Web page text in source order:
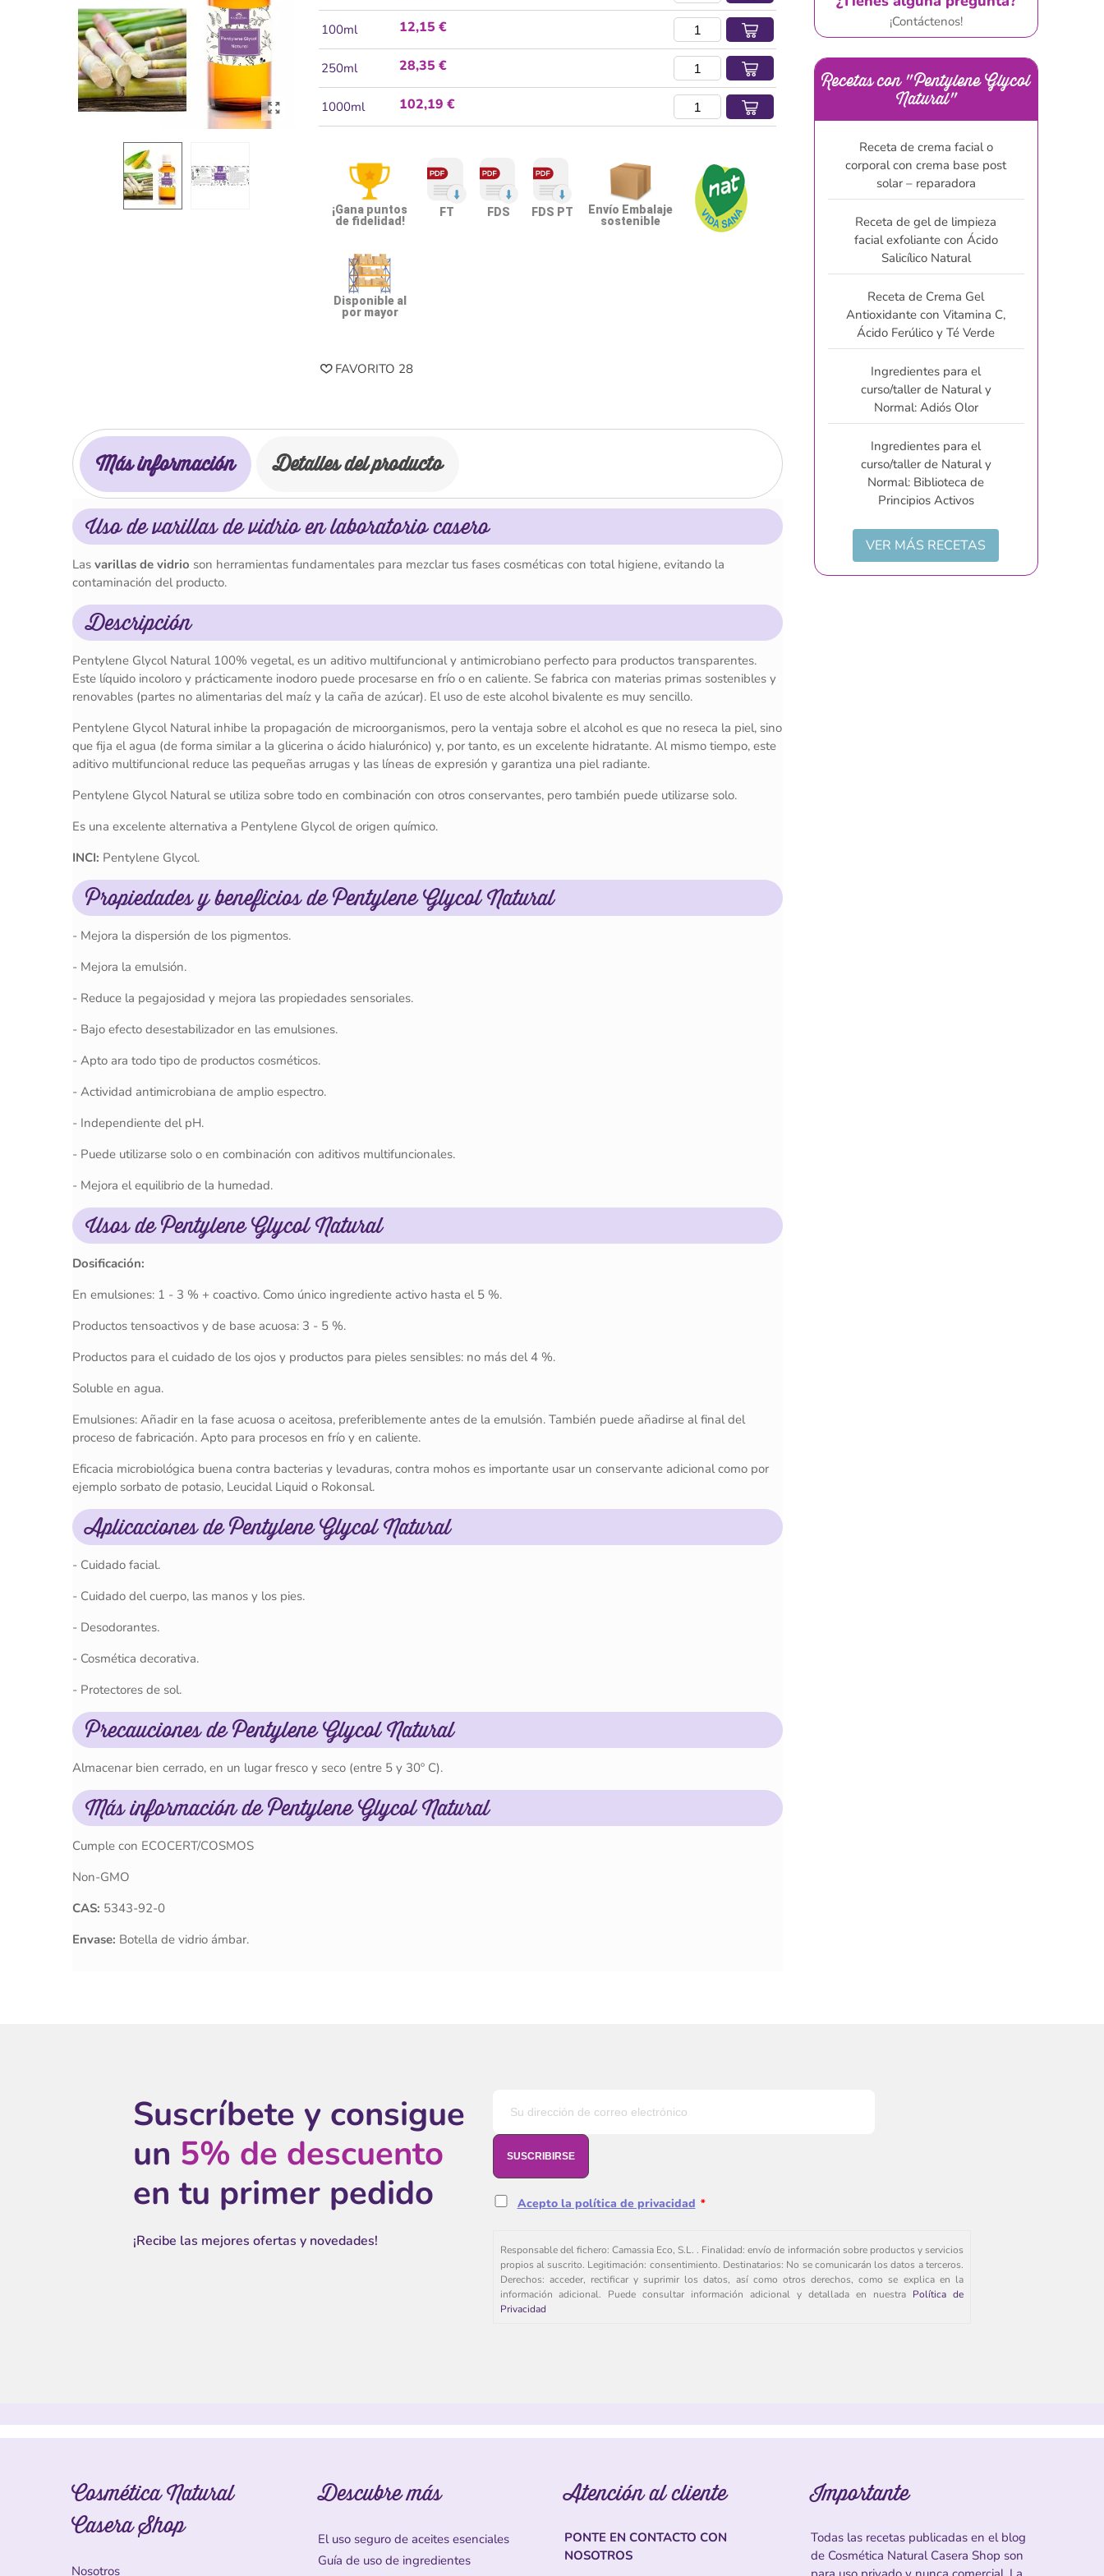
100ml 12,15 €
250ml 28,35 €
1000ml 102,19 €
¡Gana puntos
de fidelidad!
FT FDS FDS PT
Envío Embalaje
sostenible
Disponible al
por mayor
FAVORITO 28
Más información Detalles del producto
Uso de varillas de vidrio en laboratorio casero
Las varillas de vidrio son herramientas fundamentales para mezclar tus fases cosméticas con total higiene, evitando la
contaminación del producto.
Descripción
Pentylene Glycol Natural 100% vegetal, es un aditivo multifuncional y antimicrobiano perfecto para productos transparentes.
Este líquido incoloro y prácticamente inodoro puede procesarse en frío o en caliente. Se fabrica con materias primas sostenibles y
renovables (partes no alimentarias del maíz y la caña de azúcar). El uso de este alcohol bivalente es muy sencillo.
Pentylene Glycol Natural inhibe la propagación de microorganismos, pero la ventaja sobre el alcohol es que no reseca la piel, sino
que fija el agua (de forma similar a la glicerina o ácido hialurónico) y, por tanto, es un excelente hidratante. Al mismo tiempo, este
aditivo multifuncional reduce las pequeñas arrugas y las líneas de expresión y garantiza una piel radiante.
Pentylene Glycol Natural se utiliza sobre todo en combinación con otros conservantes, pero también puede utilizarse solo.
Es una excelente alternativa a Pentylene Glycol de origen químico.
INCI: Pentylene Glycol.
Propiedades y beneficios de Pentylene Glycol Natural
- Mejora la dispersión de los pigmentos.
- Mejora la emulsión.
- Reduce la pegajosidad y mejora las propiedades sensoriales.
- Bajo efecto desestabilizador en las emulsiones.
- Apto ara todo tipo de productos cosméticos.
- Actividad antimicrobiana de amplio espectro.
- Independiente del pH.
- Puede utilizarse solo o en combinación con aditivos multifuncionales.
- Mejora el equilibrio de la humedad.
Usos de Pentylene Glycol Natural
Dosificación:
En emulsiones: 1 - 3 % + coactivo. Como único ingrediente activo hasta el 5 %.
Productos tensoactivos y de base acuosa: 3 - 5 %.
Productos para el cuidado de los ojos y productos para pieles sensibles: no más del 4 %.
Soluble en agua.
Emulsiones: Añadir en la fase acuosa o aceitosa, preferiblemente antes de la emulsión. También puede añadirse al final del
proceso de fabricación. Apto para procesos en frío y en caliente.
Eficacia microbiológica buena contra bacterias y levaduras, contra mohos es importante usar un conservante adicional como por
ejemplo sorbato de potasio, Leucidal Liquid o Rokonsal.
Aplicaciones de Pentylene Glycol Natural
- Cuidado facial.
- Cuidado del cuerpo, las manos y los pies.
- Desodorantes.
- Cosmética decorativa.
- Protectores de sol.
Precauciones de Pentylene Glycol Natural
Almacenar bien cerrado, en un lugar fresco y seco (entre 5 y 30º C).
Más información de Pentylene Glycol Natural
Cumple con ECOCERT/COSMOS
Non-GMO
CAS: 5343-92-0
Envase: Botella de vidrio ámbar.
¡Contáctenos!
Recetas con "Pentylene Glycol
Natural"
Receta de crema facial o
corporal con crema base post
solar – reparadora
Receta de gel de limpieza
facial exfoliante con Ácido
Salicílico Natural
Receta de Crema Gel
Antioxidante con Vitamina C,
Ácido Ferúlico y Té Verde
Ingredientes para el
curso/taller de Natural y
Normal: Adiós Olor
Ingredientes para el
curso/taller de Natural y
Normal: Biblioteca de
Principios Activos
VER MÁS RECETAS
Suscríbete y consigue
un 5% de descuento
en tu primer pedido
¡Recibe las mejores ofertas y novedades!
Acepto la política de privacidad *
Responsable del fichero: Camassia Eco, S.L. . Finalidad: envío de información sobre productos y servicios
propios al suscrito. Legitimación: consentimiento. Destinatarios: No se comunicarán los datos a terceros.
Derechos: acceder, rectificar y suprimir los datos, así como otros derechos, como se explica en la
información adicional. Puede consultar información adicional y detallada en nuestra Política de
Privacidad
Cosmética Natural
Casera Shop
Nosotros
Descubre más
El uso seguro de aceites esenciales
Guía de uso de ingredientes
Atención al cliente
PONTE EN CONTACTO CON
NOSOTROS
Importante
Todas las recetas publicadas en el blog
de Cosmética Natural Casera Shop son